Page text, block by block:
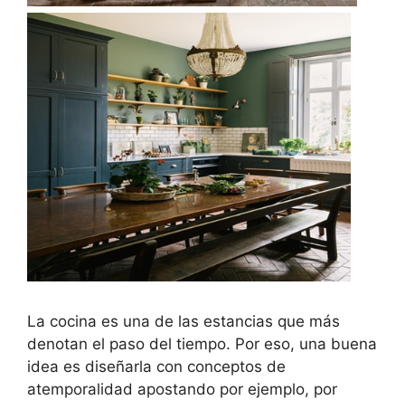
La cocina es una de las estancias que más
denotan el paso del tiempo. Por eso, una buena
idea es diseñarla con conceptos de
atemporalidad apostando por ejemplo, por